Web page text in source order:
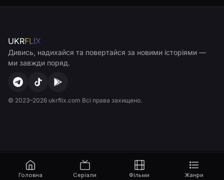
Головна Серіали Фільми Жанри
UKRFLIX
Дивись, надихайся та повертайся за новими історіями —
ми завжди поряд.
© 2023–2026 ukrflix.com Всі права захищено.